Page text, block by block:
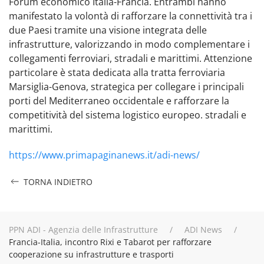
manifestato la volontà di rafforzare la connettività tra i
due Paesi tramite una visione integrata delle
infrastrutture, valorizzando in modo complementare i
collegamenti ferroviari, stradali e marittimi. Attenzione
particolare è stata dedicata alla tratta ferroviaria
Marsiglia-Genova, strategica per collegare i principali
porti del Mediterraneo occidentale e rafforzare la
competitività del sistema logistico europeo. stradali e
marittimi.
https://www.primapaginanews.it/adi-news/
TORNA INDIETRO
PPN ADI - Agenzia delle Infrastrutture
ADI News
Francia-Italia, incontro Rixi e Tabarot per rafforzare
cooperazione su infrastrutture e trasporti